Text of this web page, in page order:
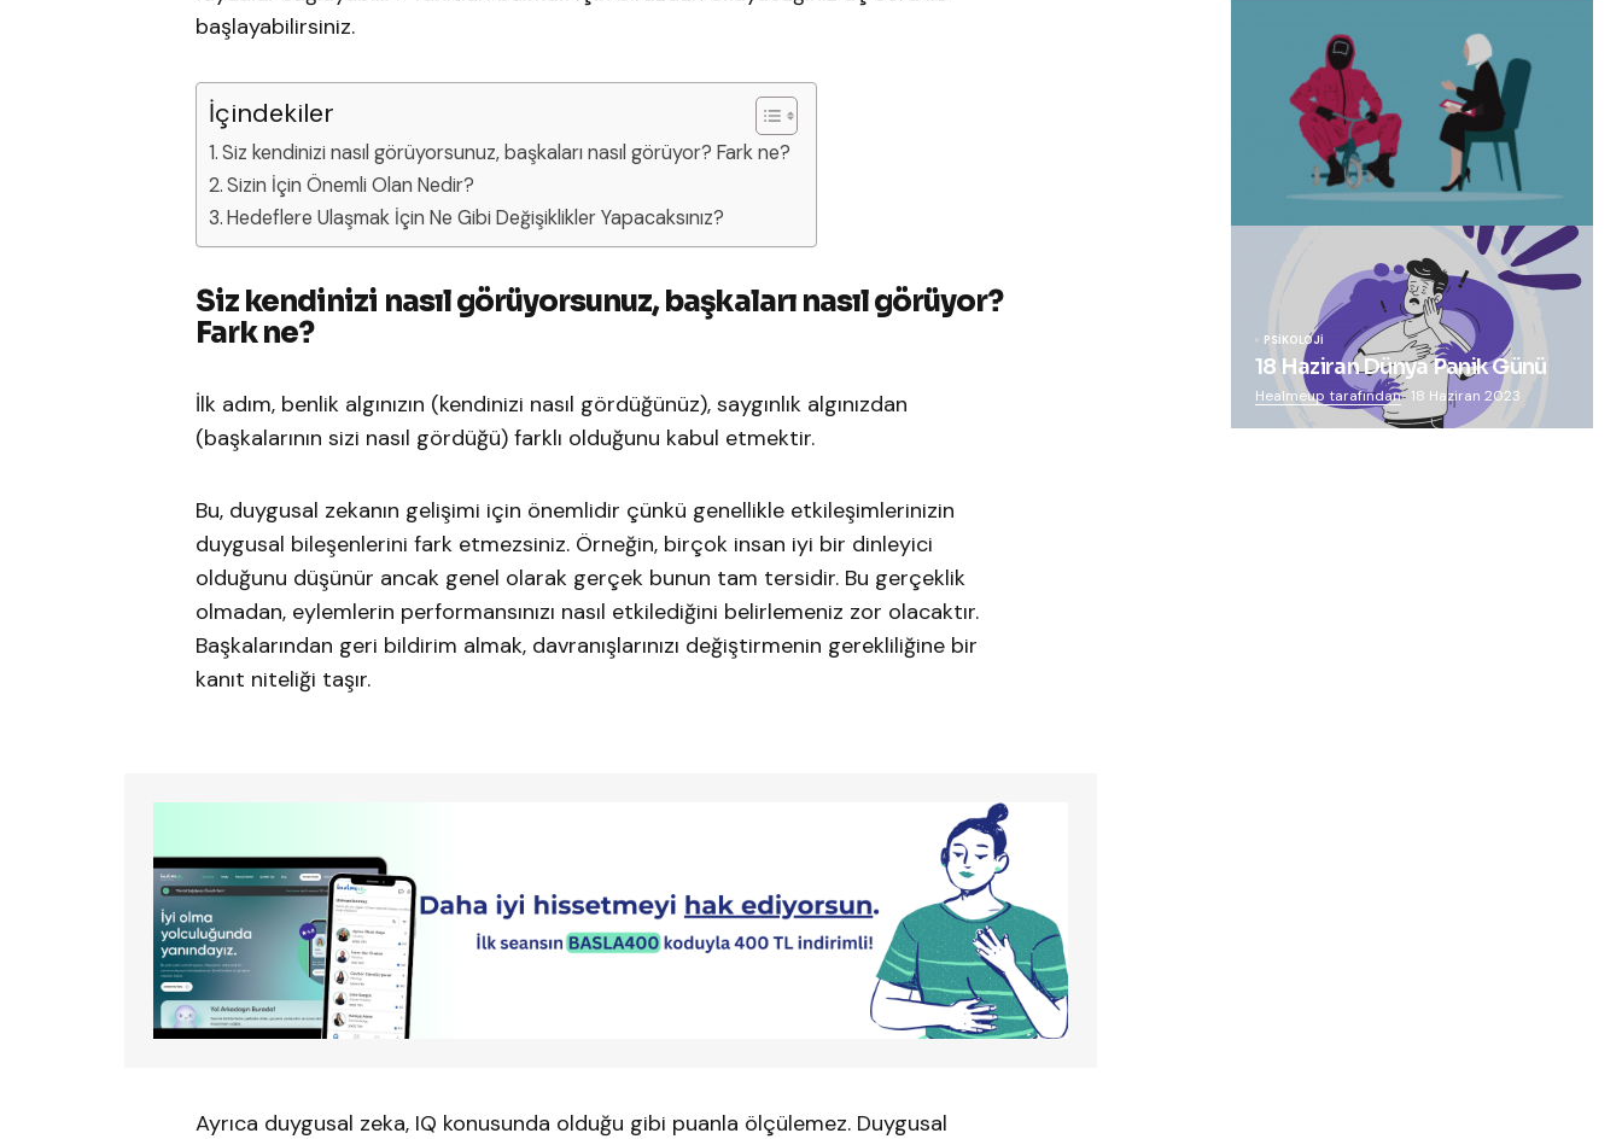
başlayabilirsiniz.
İçindekiler
Siz kendinizi nasıl görüyorsunuz, başkaları nasıl görüyor? Fark ne?
Sizin İçin Önemli Olan Nedir?
Hedeflere Ulaşmak İçin Ne Gibi Değişiklikler Yapacaksınız?
Siz kendinizi nasıl görüyorsunuz, başkaları nasıl görüyor?
Fark ne?
İlk adım, benlik algınızın (kendinizi nasıl gördüğünüz), saygınlık algınızdan
(başkalarının sizi nasıl gördüğü) farklı olduğunu kabul etmektir.
Bu, duygusal zekanın gelişimi için önemlidir çünkü genellikle etkileşimlerinizin
duygusal bileşenlerini fark etmezsiniz. Örneğin, birçok insan iyi bir dinleyici
olduğunu düşünür ancak genel olarak gerçek bunun tam tersidir. Bu gerçeklik
olmadan, eylemlerin performansınızı nasıl etkilediğini belirlemeniz zor olacaktır.
Başkalarından geri bildirim almak, davranışlarınızı değiştirmenin gerekliliğine bir
kanıt niteliği taşır.
Ayrıca duygusal zeka, IQ konusunda olduğu gibi puanla ölçülemez. Duygusal
“Squid Game” Bize Ne Anlatmak
İstiyor?
PSIKOLOJI
18 Haziran Dünya Panik Günü
Healmeup tarafından 18 Haziran 2023